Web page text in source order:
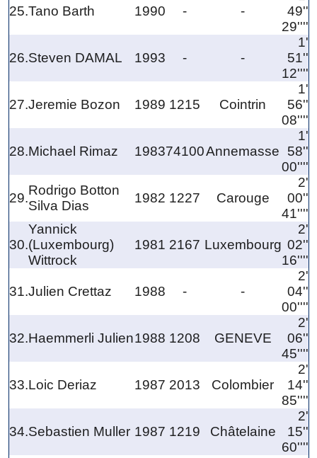
25.Tano Barth 1990 - -
49''
29''''
26.Steven DAMAL 1993 - -
1'
51''
12''''
27.Jeremie Bozon 1989 1215 Cointrin
1'
56''
08''''
28.Michael Rimaz 198374100Annemasse
1'
58''
00''''
29.
Rodrigo Botton
Silva Dias
1982 1227 Carouge
2'
00''
41''''
30.
Yannick
(Luxembourg)
Wittrock
1981 2167 Luxembourg
2'
02''
16''''
31.Julien Crettaz 1988 - -
2'
04''
00''''
32.Haemmerli Julien1988 1208 GENEVE
2'
06''
45''''
33.Loic Deriaz 1987 2013 Colombier
2'
14''
85''''
34.Sebastien Muller 1987 1219 Châtelaine
2'
15''
60''''